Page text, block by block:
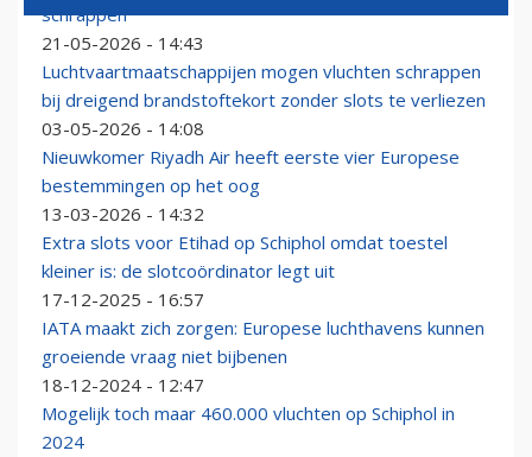
schrappen'
21-05-2026 - 14:43
Luchtvaartmaatschappijen mogen vluchten schrappen
bij dreigend brandstoftekort zonder slots te verliezen
03-05-2026 - 14:08
Nieuwkomer Riyadh Air heeft eerste vier Europese
bestemmingen op het oog
13-03-2026 - 14:32
Extra slots voor Etihad op Schiphol omdat toestel
kleiner is: de slotcoördinator legt uit
17-12-2025 - 16:57
IATA maakt zich zorgen: Europese luchthavens kunnen
groeiende vraag niet bijbenen
18-12-2024 - 12:47
Mogelijk toch maar 460.000 vluchten op Schiphol in
2024